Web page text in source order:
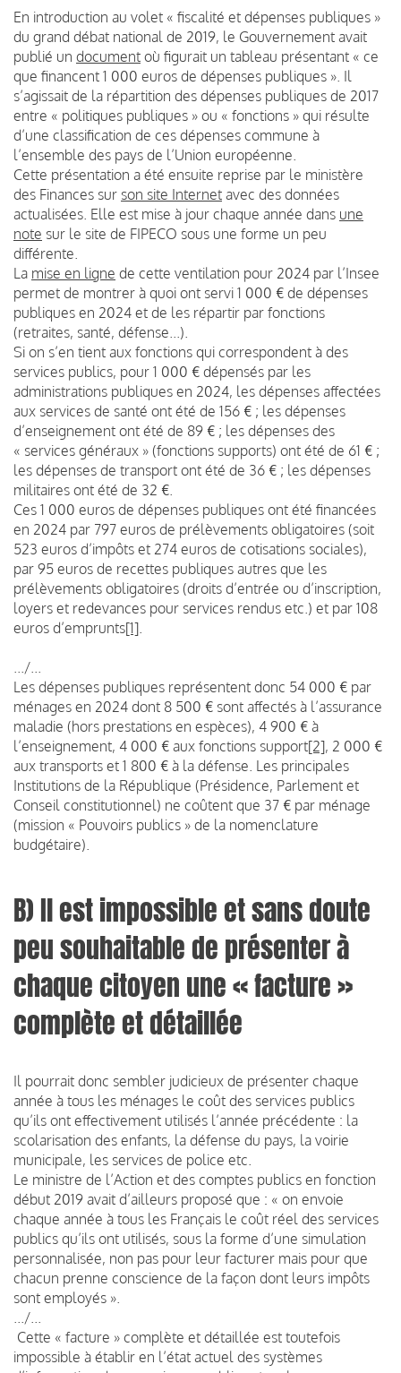
En introduction au volet « fiscalité et dépenses publiques »
du grand débat national de 2019, le Gouvernement avait
publié un document où figurait un tableau présentant « ce
que financent 1 000 euros de dépenses publiques ». Il
s’agissait de la répartition des dépenses publiques de 2017
entre « politiques publiques » ou « fonctions » qui résulte
d’une classification de ces dépenses commune à
l’ensemble des pays de l’Union européenne.
Cette présentation a été ensuite reprise par le ministère
des Finances sur son site Internet avec des données
actualisées. Elle est mise à jour chaque année dans une
note sur le site de FIPECO sous une forme un peu
différente.
La mise en ligne de cette ventilation pour 2024 par l’Insee
permet de montrer à quoi ont servi 1 000 € de dépenses
publiques en 2024 et de les répartir par fonctions
(retraites, santé, défense...).
Si on s’en tient aux fonctions qui correspondent à des
services publics, pour 1 000 € dépensés par les
administrations publiques en 2024, les dépenses affectées
aux services de santé ont été de 156 € ; les dépenses
d’enseignement ont été de 89 € ; les dépenses des
« services généraux » (fonctions supports) ont été de 61 € ;
les dépenses de transport ont été de 36 € ; les dépenses
militaires ont été de 32 €.
Ces 1 000 euros de dépenses publiques ont été financées
en 2024 par 797 euros de prélèvements obligatoires (soit
523 euros d’impôts et 274 euros de cotisations sociales),
par 95 euros de recettes publiques autres que les
prélèvements obligatoires (droits d’entrée ou d’inscription,
loyers et redevances pour services rendus etc.) et par 108
euros d’emprunts[1]
.../...
Les dépenses publiques représentent donc 54 000 € par
ménages en 2024 dont 8 500 € sont affectés à l’assurance
maladie (hors prestations en espèces), 4 900 € à
l’enseignement, 4 000 € aux fonctions support[2], 2 000 €
aux transports et 1 800 € à la défense. Les principales
Institutions de la République (Présidence, Parlement et
Conseil constitutionnel) ne coûtent que 37 € par ménage
(mission « Pouvoirs publics » de la nomenclature
budgétaire).
B) Il est impossible et sans doute
peu souhaitable de présenter à
chaque citoyen une « facture »
complète et détaillée
Il pourrait donc sembler judicieux de présenter chaque
année à tous les ménages le coût des services publics
qu’ils ont effectivement utilisés l’année précédente : la
scolarisation des enfants, la défense du pays, la voirie
municipale, les services de police etc.
Le ministre de l’Action et des comptes publics en fonction
début 2019 avait d’ailleurs proposé que : « on envoie
chaque année à tous les Français le coût réel des services
publics qu’ils ont utilisés, sous la forme d’une simulation
personnalisée, non pas pour leur facturer mais pour que
chacun prenne conscience de la façon dont leurs impôts
sont employés ».
.../...
Cette « facture » complète et détaillée est toutefois
impossible à établir en l’état actuel des systèmes